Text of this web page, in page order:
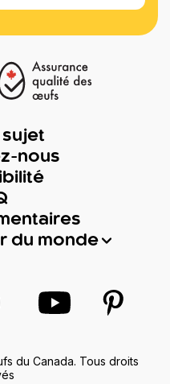
sujet
nous
du monde
sur TikTok
nous sur Facebook
Suivez-nous sur
du Canada. Tous droits